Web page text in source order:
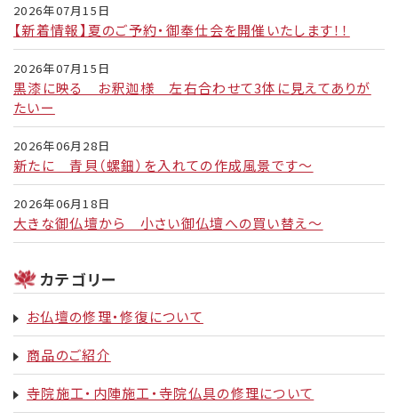
2026年07月15日
【新着情報】夏のご予約・御奉仕会を開催いたします！！
2026年07月15日
黒漆に映る お釈迦様 左右合わせて3体に見えてありが
たいー
2026年06月28日
新たに 青貝（螺鈿）を入れての作成風景です～
2026年06月18日
大きな御仏壇から 小さい御仏壇への買い替え～
カテゴリー
お仏壇の修理・修復について
商品のご紹介
寺院施工・内陣施工・寺院仏具の修理について